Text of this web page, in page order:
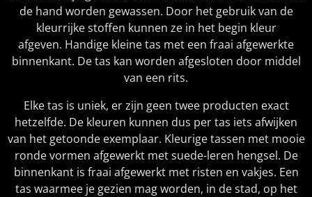
de hand worden gewassen. Door het gebruik van de
kleurrijke stoffen kunnen ze in het begin kleur
afgeven. Handige kleine tas met een fraai afgewerkte
binnenkant. De tas kan worden afgesloten door middel
van een rits.
Elke tas is uniek, er zijn geen twee producten exact
hetzelfde. De kleuren kunnen dus per tas iets afwijken
van het getoonde exemplaar. Kleurige tassen met mooie
ronde vormen afgewerkt met suede-leren hengsel. De
binnenkant is fraai afgewerkt met risten en vakjes. Een
tas waarmee je gezien mag worden, in de stad, op het